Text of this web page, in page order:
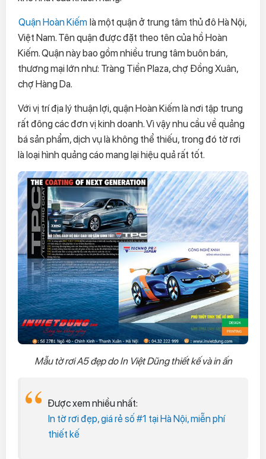
Quận Hoàn Kiếm là một quận ở trung tâm thủ đô Hà Nội,
Việt Nam. Tên quận được đặt theo tên của hồ Hoàn
Kiếm. Quận này bao gồm nhiều trung tâm buôn bán,
thương mại lớn như: Tràng Tiền Plaza, chợ Đồng Xuân,
chợ Hàng Da.
Với vị trí địa lý thuận lợi, quận Hoàn Kiếm là nơi tập trung
rất đông các đơn vị kinh doanh. Vì vậy nhu cầu về quảng
bá sản phẩm, dịch vụ là không thể thiếu, trong đó tờ rơi
là loại hình quảng cáo mang lại hiệu quả rất tốt.
Mẫu tờ rơi A5 đẹp do In Việt Dũng thiết kế và in ấn
Được xem nhiều nhất:
In tờ rơi đẹp, giá rẻ số #1 tại Hà Nội, miễn phí
thiết kế